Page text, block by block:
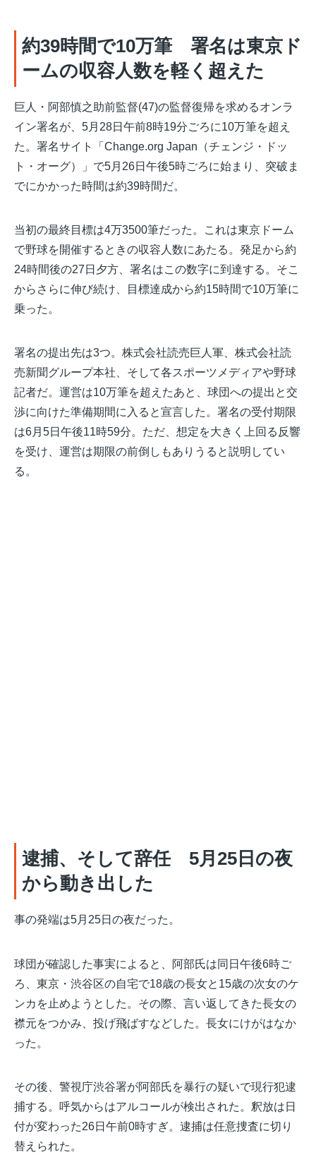
約39時間で10万筆 署名は東京ド
ームの収容人数を軽く超えた
巨人・阿部慎之助前監督(47)の監督復帰を求めるオンラ
イン署名が、5月28日午前8時19分ごろに10万筆を超え
た。署名サイト「Change.org Japan（チェンジ・ドッ
ト・オーグ）」で5月26日午後5時ごろに始まり、突破ま
でにかかった時間は約39時間だ。
当初の最終目標は4万3500筆だった。これは東京ドーム
で野球を開催するときの収容人数にあたる。発足から約
24時間後の27日夕方、署名はこの数字に到達する。そこ
からさらに伸び続け、目標達成から約15時間で10万筆に
乗った。
署名の提出先は3つ。株式会社読売巨人軍、株式会社読
売新聞グループ本社、そして各スポーツメディアや野球
記者だ。運営は10万筆を超えたあと、球団への提出と交
渉に向けた準備期間に入ると宣言した。署名の受付期限
は6月5日午後11時59分。ただ、想定を大きく上回る反響
を受け、運営は期限の前倒しもありうると説明してい
る。
逮捕、そして辞任 5月25日の夜
から動き出した
事の発端は5月25日の夜だった。
球団が確認した事実によると、阿部氏は同日午後6時ご
ろ、東京・渋谷区の自宅で18歳の長女と15歳の次女のケ
ンカを止めようとした。その際、言い返してきた長女の
襟元をつかみ、投げ飛ばすなどした。長女にけがはなか
った。
その後、警視庁渋谷署が阿部氏を暴行の疑いで現行犯逮
捕する。呼気からはアルコールが検出された。釈放は日
付が変わった26日午前0時すぎ。逮捕は任意捜査に切り
替えられた。